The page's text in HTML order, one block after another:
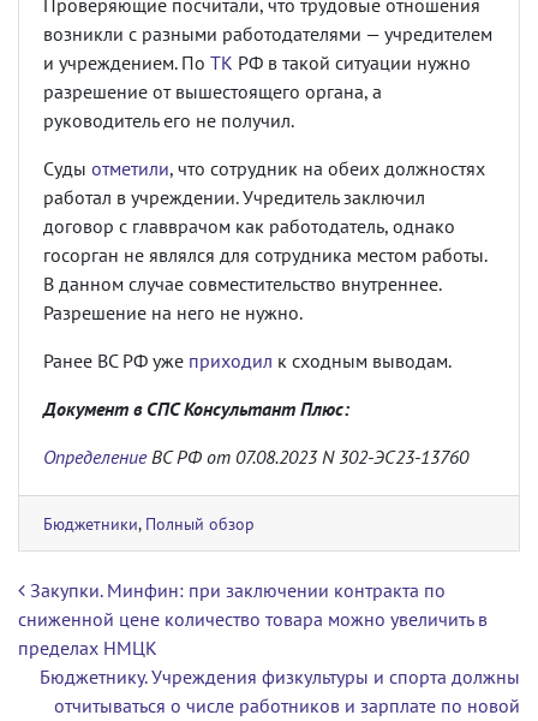
Проверяющие посчитали, что трудовые отношения
возникли с разными работодателями — учредителем
и учреждением. По ТК РФ в такой ситуации нужно
разрешение от вышестоящего органа, а
руководитель его не получил.
Суды отметили, что сотрудник на обеих должностях
работал в учреждении. Учредитель заключил
договор с главврачом как работодатель, однако
госорган не являлся для сотрудника местом работы.
В данном случае совместительство внутреннее.
Разрешение на него не нужно.
Ранее ВС РФ уже приходил к сходным выводам.
Документ в СПС Консультант Плюс:
ОпределениеВС РФ от 07.08.2023 N 302-ЭС23-13760
Бюджетники, Полный обзор
Навигация по записям
Закупки. Минфин: при заключении контракта по
сниженной цене количество товара можно увеличить в
пределах НМЦК
Бюджетнику. Учреждения физкультуры и спорта должны
отчитываться о числе работников и зарплате по новой